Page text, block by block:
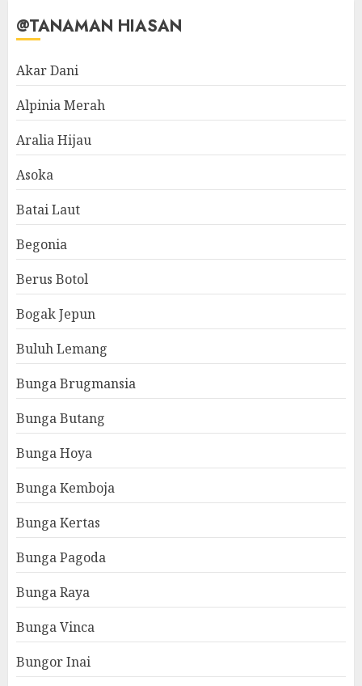
@TANAMAN HIASAN
Akar Dani
Alpinia Merah
Aralia Hijau
Asoka
Batai Laut
Begonia
Berus Botol
Bogak Jepun
Buluh Lemang
Bunga Brugmansia
Bunga Butang
Bunga Hoya
Bunga Kemboja
Bunga Kertas
Bunga Pagoda
Bunga Raya
Bunga Vinca
Bungor Inai